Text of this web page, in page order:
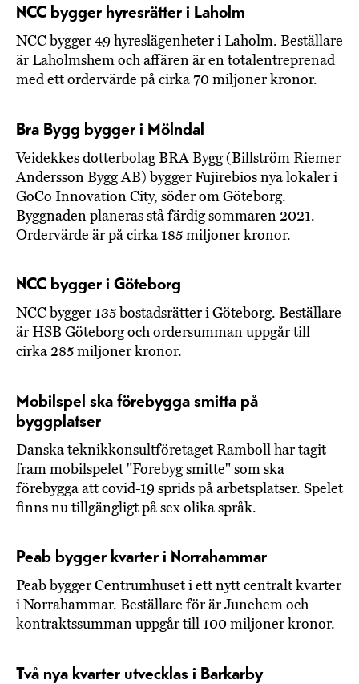
NCC bygger hyresrätter i Laholm
NCC bygger 49 hyreslägenheter i Laholm. Beställare
är Laholmshem och affären är en totalentreprenad
med ett ordervärde på cirka 70 miljoner kronor.
Bra Bygg bygger i Mölndal
Veidekkes dotterbolag BRA Bygg (Billström Riemer
Andersson Bygg AB) bygger Fujirebios nya lokaler i
GoCo Innovation City, söder om Göteborg.
Byggnaden planeras stå färdig sommaren 2021.
Ordervärde är på cirka 185 miljoner kronor.
NCC bygger i Göteborg
NCC bygger 135 bostadsrätter i Göteborg. Beställare
är HSB Göteborg och ordersumman uppgår till
cirka 285 miljoner kronor.
Mobilspel ska förebygga smitta på
byggplatser
Danska teknikkonsultföretaget Ramboll har tagit
fram mobilspelet "Forebyg smitte" som ska
förebygga att covid-19 sprids på arbetsplatser. Spelet
finns nu tillgängligt på sex olika språk.
Peab bygger kvarter i Norrahammar
Peab bygger Centrumhuset i ett nytt centralt kvarter
i Norrahammar. Beställare för är Junehem och
kontraktssumman uppgår till 100 miljoner kronor.
Två nya kvarter utvecklas i Barkarby